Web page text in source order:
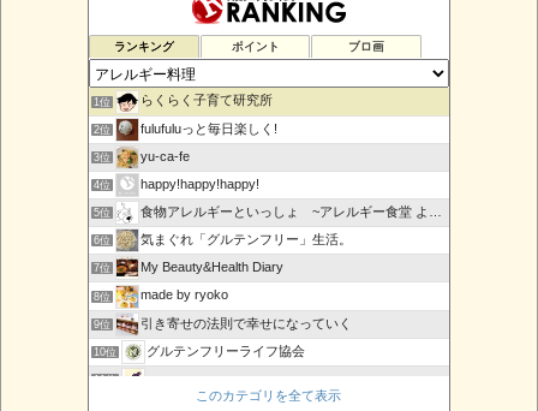
ランキング ポイント ブロ画
1位 らくらく子育て研究所
2位 fulufuluっと毎日楽しく!
3位 yu-ca-fe
4位 happy!happy!happy!
5位 食物アレルギーといっしょ ~アレルギー食堂 よってんべぇ~
6位 気まぐれ「グルテンフリー」生活。
7位 My Beauty&Health Diary
8位 made by ryoko
9位 引き寄せの法則で幸せになっていく
10位 グルテンフリーライフ協会
11位
URBAN SLOW LIFE〜発酵ワークショップのレシピ〜
このカテゴリを全て表示